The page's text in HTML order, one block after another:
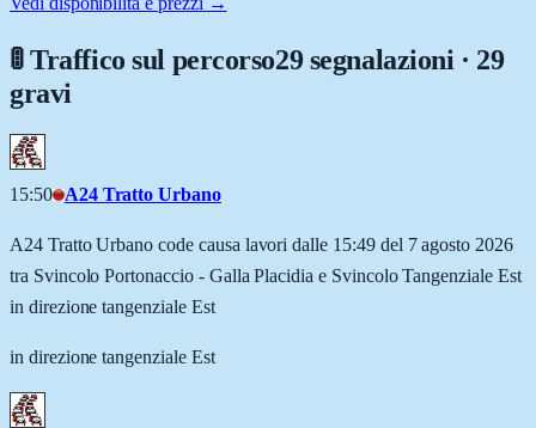
🚦 Traffico sul percorso29 segnalazioni · 29
gravi
15:50 A24 Tratto Urbano
A24 Tratto Urbano code causa lavori dalle 15:49 del 7 agosto 2026
tra Svincolo Portonaccio - Galla Placidia e Svincolo Tangenziale Est
in direzione tangenziale Est
in direzione tangenziale Est